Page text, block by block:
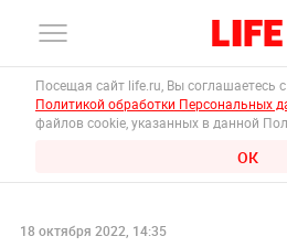
Посещая сайт life.ru, Вы соглашаетесь
Политикой обработки Персональных
файлов cookie, указанных в данной
ОК
18 октября 2022, 14:35